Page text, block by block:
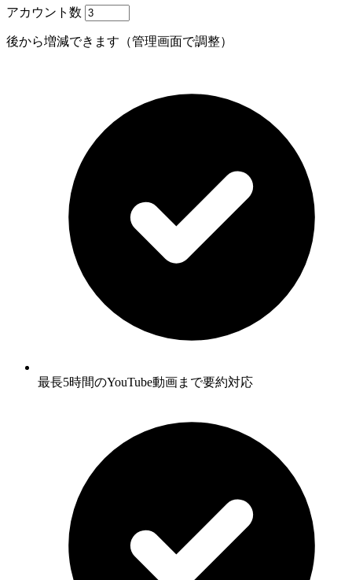
アカウント数
後から増減できます（管理画面で調整）
最長5時間のYouTube動画まで要約対応